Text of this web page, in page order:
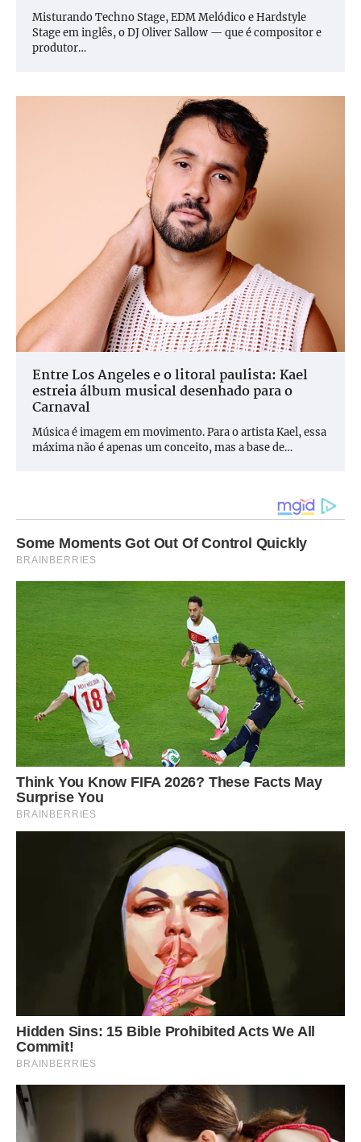
Misturando Techno Stage, EDM Melódico e Hardstyle
Stage em inglês, o DJ Oliver Sallow — que é compositor e
produtor…
Entre Los Angeles e o litoral paulista: Kael
estreia álbum musical desenhado para o
Carnaval
Música é imagem em movimento. Para o artista Kael, essa
máxima não é apenas um conceito, mas a base de…